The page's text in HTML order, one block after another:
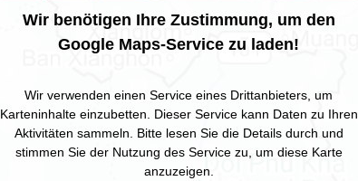
Wir benötigen Ihre Zustimmung, um den
Google Maps-Service zu laden!
Wir verwenden einen Service eines Drittanbieters, um
Karteninhalte einzubetten. Dieser Service kann Daten zu Ihren
Aktivitäten sammeln. Bitte lesen Sie die Details durch und
stimmen Sie der Nutzung des Service zu, um diese Karte
anzuzeigen.